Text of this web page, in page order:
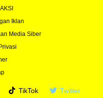
Iklan
Media Siber
TikTok Twitter